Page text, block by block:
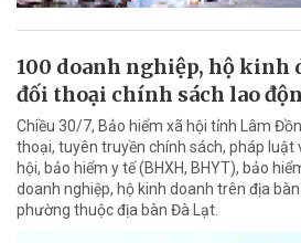
100 doanh nghiệp, hộ kinh
đối thoại chính sách lao
Chiều 30/7, Bảo hiểm xã hội tỉnh Lâm
thoại, tuyên truyền chính sách, pháp luật
hội, bảo hiểm y tế (BHXH, BHYT), bảo
doanh nghiệp, hộ kinh doanh trên địa
phường thuộc địa bàn Đà Lạt.